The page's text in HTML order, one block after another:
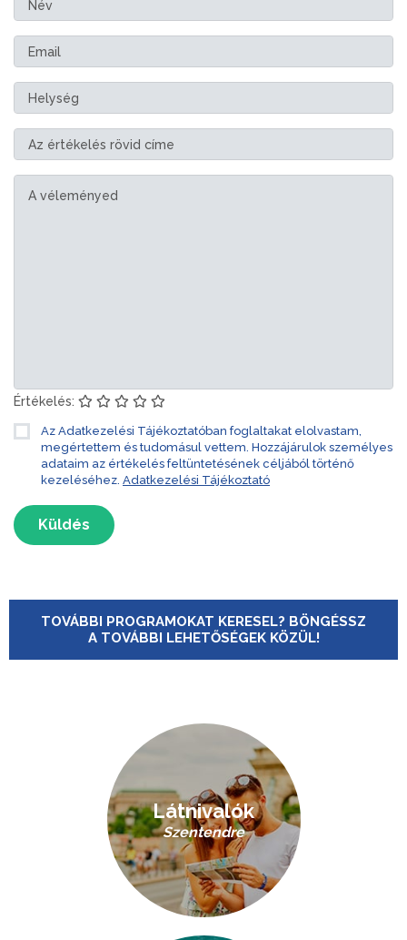
Értékelés:
Az Adatkezelési Tájékoztatóban foglaltakat elolvastam,
megértettem és tudomásul vettem. Hozzájárulok személyes
adataim az értékelés feltüntetésének céljából történő
kezeléséhez. Adatkezelési Tájékoztató
Küldés
TOVÁBBI PROGRAMOKAT KERESEL? BÖNGÉSSZ
A TOVÁBBI LEHETŐSÉGEK KÖZÜL!
Látnivalók
Szentendre